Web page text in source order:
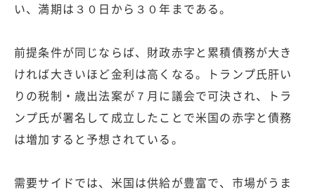
い、満期は３０日から３０年まである。
前提条件が同じならば、財政赤字と累積債務が大き
ければ大きいほど金利は高くなる。トランプ氏肝い
りの税制・歳出法案が７月に議会で可決され、トラ
ンプ氏が署名して成立したことで米国の赤字と債務
は増加すると予想されている。
需要サイドでは、米国は供給が豊富で、市場がうま